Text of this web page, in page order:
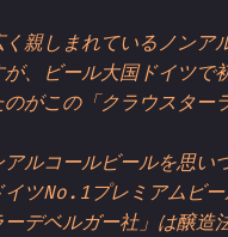
く親しまれているノンア
が、ビール大国ドイツで
のがこの「クラウスター
ルコールビールを思い
イツNo.1プレミアムビ
デベルガー社」は醸造